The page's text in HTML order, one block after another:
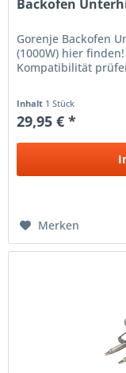
Backofen
Gorenje Backofen
(1000W) hier
Kompatibilität
Inhalt 1 Stück
29,95 € *
Merken